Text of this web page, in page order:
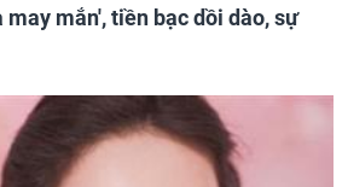
may mắn', tiền bạc dồi dào, sự